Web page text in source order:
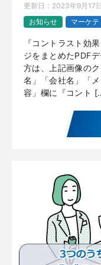
更新日： 2023年9月17日
お知らせ
マーケ
『コントラスト効
ジをまとめたPDF
方は、上記画像の
名」「会社名」「
容」欄に『コント